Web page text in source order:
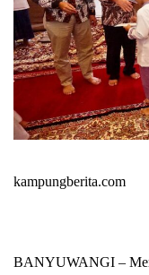
kampungberita.com
BANYUWANGI –